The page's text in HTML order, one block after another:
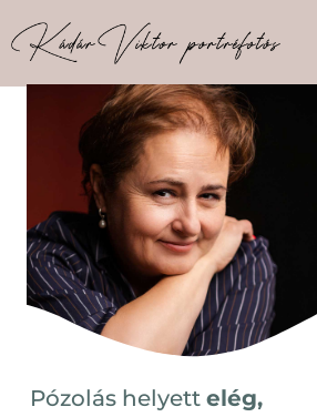
Pózolás helyett elég,